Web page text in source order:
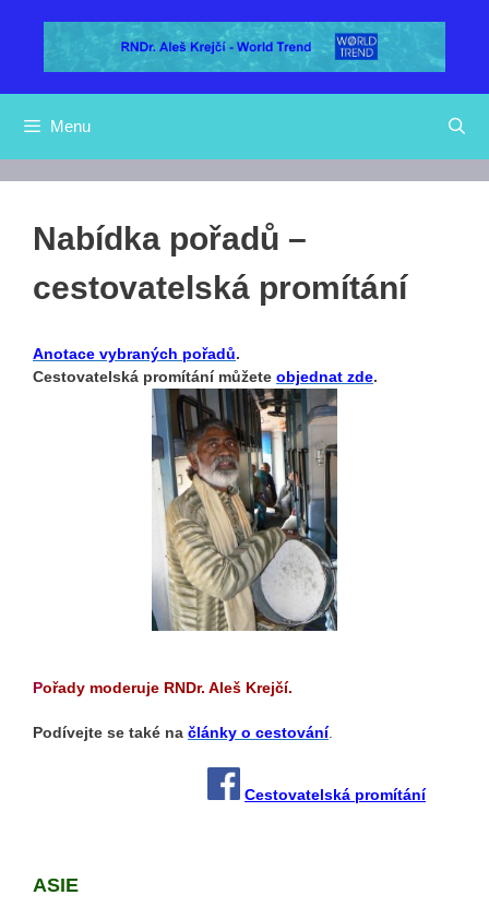
Menu
Nabídka pořadů –
cestovatelská promítání
Anotace vybraných pořadů.
Cestovatelská promítání můžete objednat zde.
Pořady moderuje RNDr. Aleš Krejčí.
Podívejte se také na články o cestování.
Cestovatelská promítání
ASIE